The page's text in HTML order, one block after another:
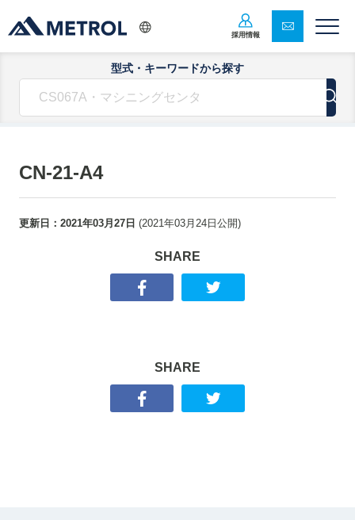
採用情報
型式・キーワードから探す
CN-21-A4
更新日： 2021年03月27日 (2021年03月24日 公開)
SHARE
SHARE